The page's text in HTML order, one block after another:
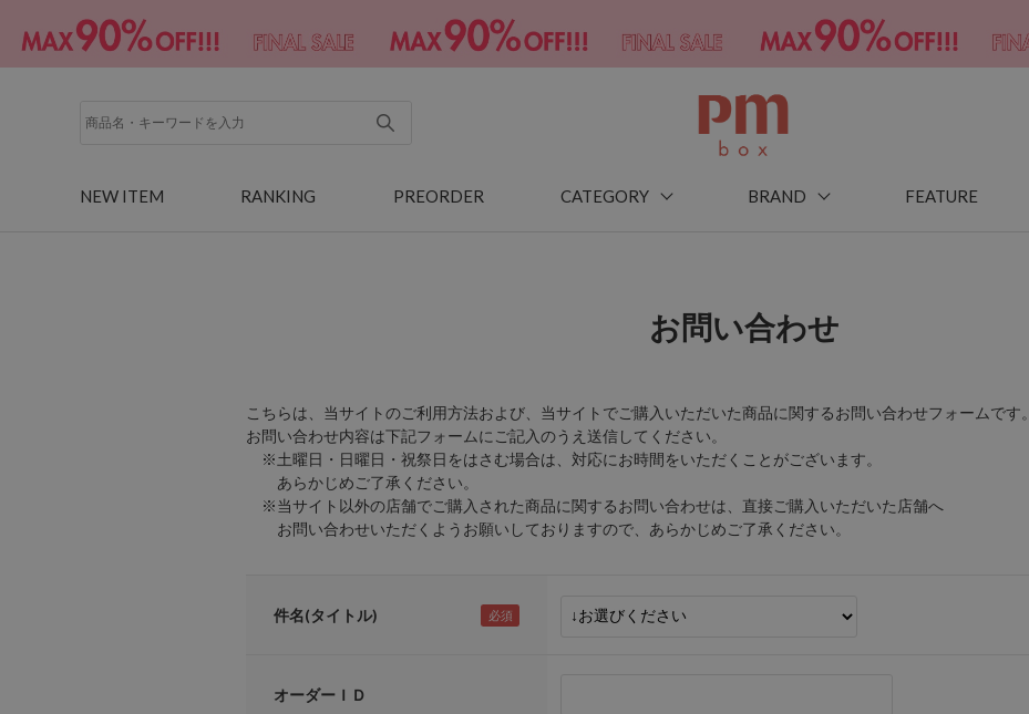
NEW ITEM RANKING PREORDER CATEGORY BRAND FEATURE
お問い合わせ
こちらは、当サイトのご利用方法および、当サイトでご購入いただいた商品に関するお問い合わせフォームです。
お問い合わせ内容は下記フォームにご記入のうえ送信してください。
※土曜日・日曜日・祝祭日をはさむ場合は、対応にお時間をいただくことがございます。
あらかじめご了承ください。
※当サイト以外の店舗でご購入された商品に関するお問い合わせは、直接ご購入いただいた店舗へ
お問い合わせいただくようお願いしておりますので、あらかじめご了承ください。
件名(タイトル)
オーダーＩＤ